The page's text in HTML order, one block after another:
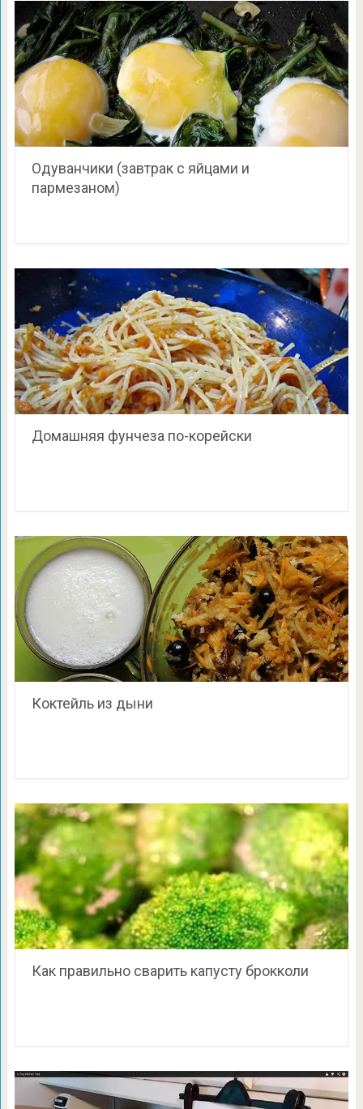
Одуванчики (завтрак с яйцами и
пармезаном)
Домашняя фунчеза по-корейски
Коктейль из дыни
Как правильно сварить капусту брокколи